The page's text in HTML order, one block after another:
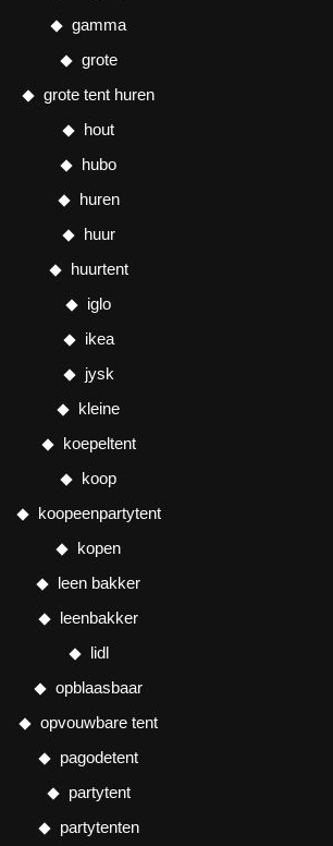
gamma
grote
grote tent huren
hout
hubo
huren
huur
huurtent
iglo
ikea
jysk
kleine
koepeltent
koop
koopeenpartytent
kopen
leen bakker
leenbakker
lidl
opblaasbaar
opvouwbare tent
pagodetent
partytent
partytenten